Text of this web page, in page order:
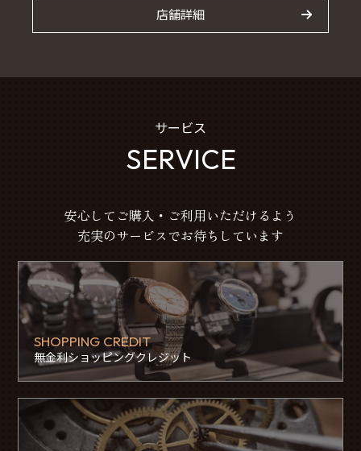
店舗詳細
サービス
SERVICE
安心してご購入・ご利用いただけるよう
充実のサービスでお待ちしています
SHOPPING CREDIT
無金利ショッピングクレジット